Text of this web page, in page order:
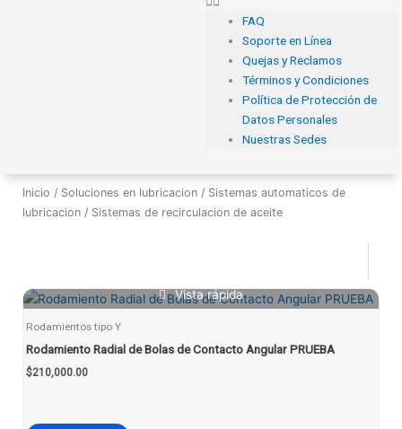
FAQ
Soporte en Línea
Quejas y Reclamos
Términos y Condiciones
Política de Protección de
Datos Personales
Nuestras Sedes
Inicio / Soluciones en lubricacion / Sistemas automaticos de
lubricacion / Sistemas de recirculacion de aceite
Vista rápida
Rodamientos tipo Y
Rodamiento Radial de Bolas de Contacto Angular PRUEBA
$210,000.00